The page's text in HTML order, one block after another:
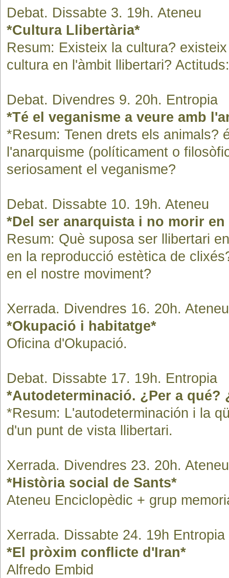
Debat. Dissabte 3. 19h. Ateneu
*Cultura Llibertària*
Resum: Existeix la cultura?
cultura en l'àmbit llibertari?
Debat. Divendres 9. 20h. Entropia
*Té el veganisme a veure amb
*Resum: Tenen drets els animals?
l'anarquisme (políticament o
seriosament el veganisme?
Debat. Dissabte 10. 19h. Ateneu
*Del ser anarquista i no morir
Resum: Què suposa ser llibertari
en la reproducció estètica de
en el nostre moviment?
Xerrada. Divendres 16. 20h. Ateneu
*Okupació i habitatge*
Oficina d'Okupació.
Debat. Dissabte 17. 19h. Entropia
*Autodeterminació. ¿Per a qué?
*Resum: L'autodeterminación i la
d'un punt de vista llibertari.
Xerrada. Divendres 23. 20h. Ateneu
*Història social de Sants*
Ateneu Enciclopèdic + grup
Xerrada. Dissabte 24. 19h Entropia
*El pròxim conflicte d'Iran*
Alfredo Embid